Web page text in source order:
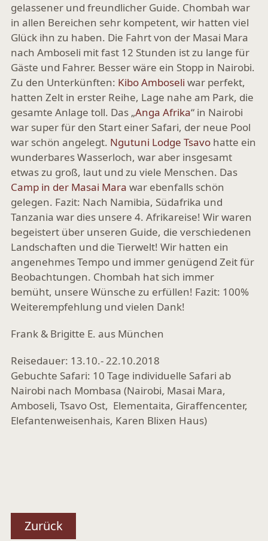
gelassener und freundlicher Guide. Chombah war
in allen Bereichen sehr kompetent, wir hatten viel
Glück ihn zu haben. Die Fahrt von der Masai Mara
nach Amboseli mit fast 12 Stunden ist zu lange für
Gäste und Fahrer. Besser wäre ein Stopp in Nairobi.
Zu den Unterkünften: Kibo Amboseli war perfekt,
hatten Zelt in erster Reihe, Lage nahe am Park, die
gesamte Anlage toll. Das „Anga Afrika“ in Nairobi
war super für den Start einer Safari, der neue Pool
war schön angelegt. Ngutuni Lodge Tsavo hatte ein
wunderbares Wasserloch, war aber insgesamt
etwas zu groß, laut und zu viele Menschen. Das
Camp in der Masai Mara war ebenfalls schön
gelegen. Fazit: Nach Namibia, Südafrika und
Tanzania war dies unsere 4. Afrikareise! Wir waren
begeistert über unseren Guide, die verschiedenen
Landschaften und die Tierwelt! Wir hatten ein
angenehmes Tempo und immer genügend Zeit für
Beobachtungen. Chombah hat sich immer
bemüht, unsere Wünsche zu erfüllen! Fazit: 100%
Weiterempfehlung und vielen Dank!
Frank & Brigitte E. aus München
Reisedauer: 13.10.- 22.10.2018
Gebuchte Safari: 10 Tage individuelle Safari ab
Nairobi nach Mombasa (Nairobi, Masai Mara,
Amboseli, Tsavo Ost, Elementaita, Giraffencenter,
Elefantenweisenhais, Karen Blixen Haus)
Zurück